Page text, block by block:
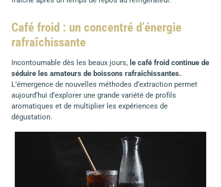
Café froid : un concentré d’énergie
rafraîchissante
Incontournable dès les beaux jours, le café froid continue de
séduire les amateurs de boissons rafraîchissantes.
L’émergence de nouvelles méthodes d’extraction permet
aujourd’hui d’explorer une grande variété de profils
aromatiques et de multiplier les expériences de
dégustation.